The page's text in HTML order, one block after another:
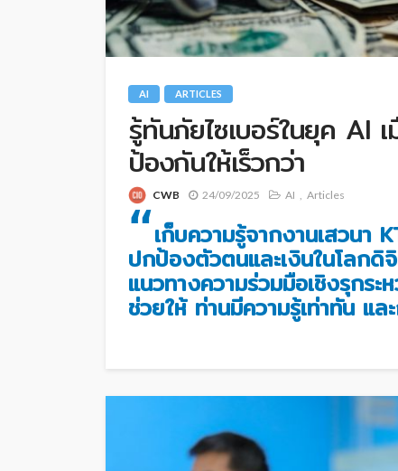
AI ARTICLES
รู้ทันภัยไซเบอร์ในยุค AI
ป้องกันให้เร็วกว่า
CWB 24/09/2025 AI Articles
“เก็บความรู้จากงานเสวนา
ปกป้องตัวตนและเงินในโลกดิ
แนวทางความร่วมมือเชิงรุกร
ช่วยให้ ท่านมีความรู้เท่าทัน แ